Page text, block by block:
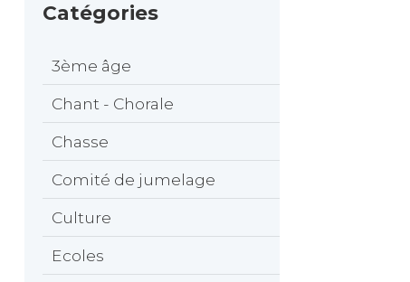
Catégories
3ème âge
Chant - Chorale
Chasse
Comité de jumelage
Culture
Ecoles